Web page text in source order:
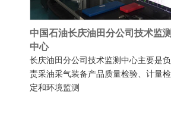
中国石油长庆油田分公司技术监测
中心
长庆油田分公司技术监测中心主要是负
责采油采气装备产品质量检验、计量检
定和环境监测